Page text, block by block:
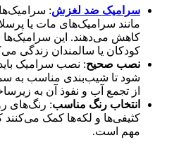
سرامیک ضد لغزش:
مانند سرامیک‌های مات یا
کاهش می‌دهند. این سرامیک‌ها
کودکان یا سالمندان زندگی
نصب صحیح: نصب سرامیک
شود تا شیب‌بندی مناسب به
از تجمع آب و نفوذ آن به
انتخاب رنگ مناسب: رنگ‌های
کثیفی‌ها و لکه‌ها کمک
مهم است.